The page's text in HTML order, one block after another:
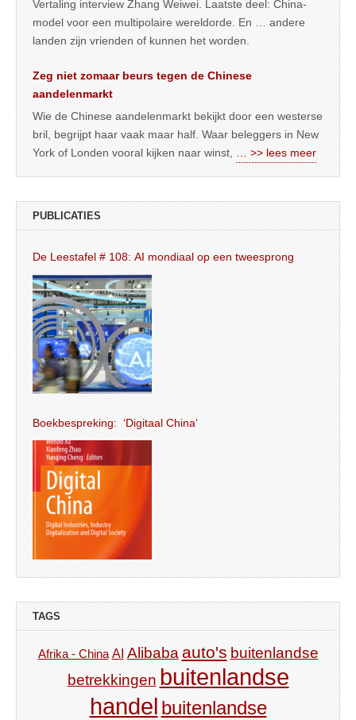
Vertaling interview Zhang Weiwei. Laatste deel: China-
model voor een multipolaire wereldorde. En … andere
landen zijn vrienden of kunnen het worden.
Zeg niet zomaar beurs tegen de Chinese
aandelenmarkt
Wie de Chinese aandelenmarkt bekijkt door een westerse
bril, begrijpt haar vaak maar half. Waar beleggers in New
York of Londen vooral kijken naar winst,
… >> lees meer
PUBLICATIES
De Leestafel # 108: AI mondiaal op een tweesprong
Boekbespreking: ‘Digitaal China’
TAGS
Afrika - China AI Alibaba auto's buitenlandse
betrekkingen buitenlandse
handel buitenlandse